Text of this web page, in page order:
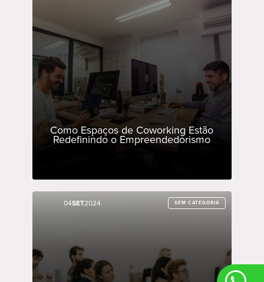
Como Espaços de Coworking Estão
Redefinindo o Empreendedorismo
04SET2024 SEM CATEGORIA
04SET2024 SEM CATEGORIA